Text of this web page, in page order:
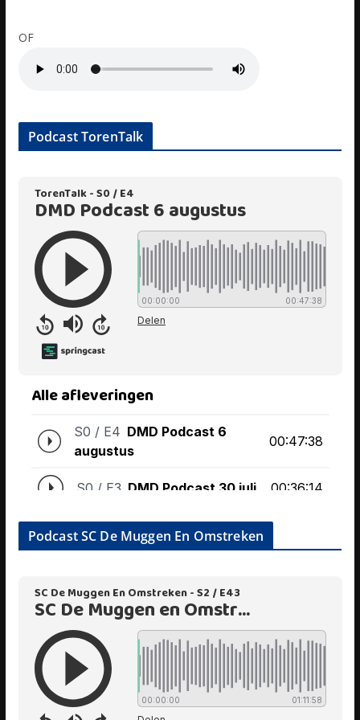
OF
Podcast TorenTalk
Podcast SC De Muggen En Omstreken